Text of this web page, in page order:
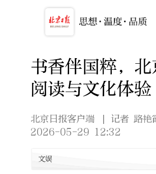
书香伴国粹，
阅读与文化体验
北京日报客户端
| 记者 路艳
2026-05-29 12:32
文娱